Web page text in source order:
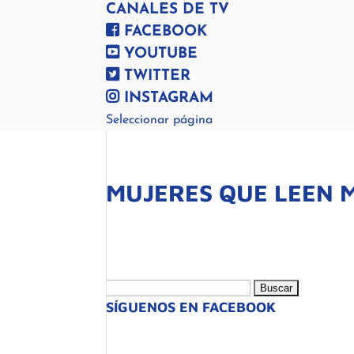
CANALES DE TV
FACEBOOK
YOUTUBE
TWITTER
INSTAGRAM
Seleccionar página
MUJERES QUE LEEN
SÍGUENOS EN FACEBOOK